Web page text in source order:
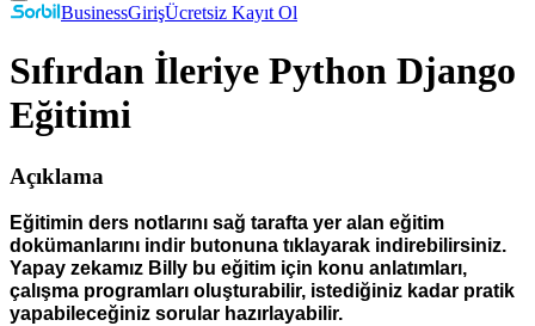
BusinessGirişÜcretsiz Kayıt Ol
Sıfırdan İleriye Python Django
Eğitimi
Açıklama
Eğitimin ders notlarını sağ tarafta yer alan eğitim
dokümanlarını indir butonuna tıklayarak indirebilirsiniz.
Yapay zekamız Billy bu eğitim için konu anlatımları,
çalışma programları oluşturabilir, istediğiniz kadar pratik
yapabileceğiniz sorular hazırlayabilir.